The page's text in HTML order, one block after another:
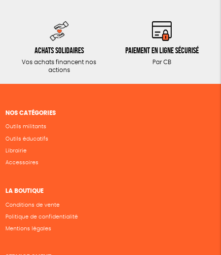
Achats solidaires
Vos achats financent nos
actions
Paiement en ligne sécurisé
Par CB
NOS CATÉGORIES
Outils militants
Outils éducatifs
Librairie
Accessoires
LA BOUTIQUE
Conditions de vente
Politique de confidentialité
Mentions légales